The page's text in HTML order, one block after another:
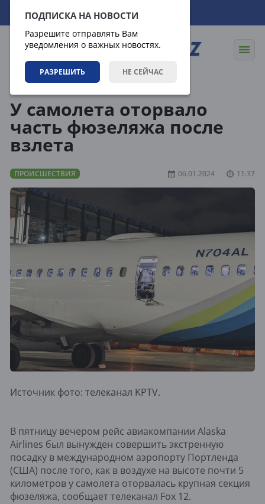
ПОДПИСКА НА НОВОСТИ
Разрешите отправлять Вам
уведомления о важных новостях.
РАЗРЕШИТЬ НЕ СЕЙЧАС
09.08.2026 16:31:53
У самолета оторвало
часть фюзеляжа после
взлета
ПРОИСШЕСТВИЯ 06.01.2024 11:37
Источник фото: телеканал KPTV.
В пятницу вечером рейс авиакомпании Alaska
Airlines был вынужден совершить экстренную
посадку в международном аэропорту Портленда
(США) после того, как в воздухе на высоте почти 5
километров у самолета оторвалась крупная секция
фюзеляжа, сообщает телеканал Fox 12.